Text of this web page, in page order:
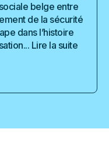
belge entre
de la sécurité
dans l’histoire
Lire la suite